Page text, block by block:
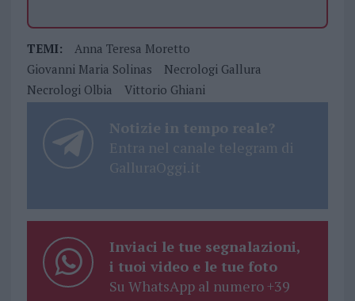
TEMI:
Anna Teresa Moretto
Giovanni Maria Solinas
Necrologi Gallura
Necrologi Olbia
Vittorio Ghiani
Notizie in tempo reale?
Entra nel canale telegram di
GalluraOggi.it
Inviaci le tue segnalazioni,
i tuoi video e le tue foto
Su WhatsApp al numero +39